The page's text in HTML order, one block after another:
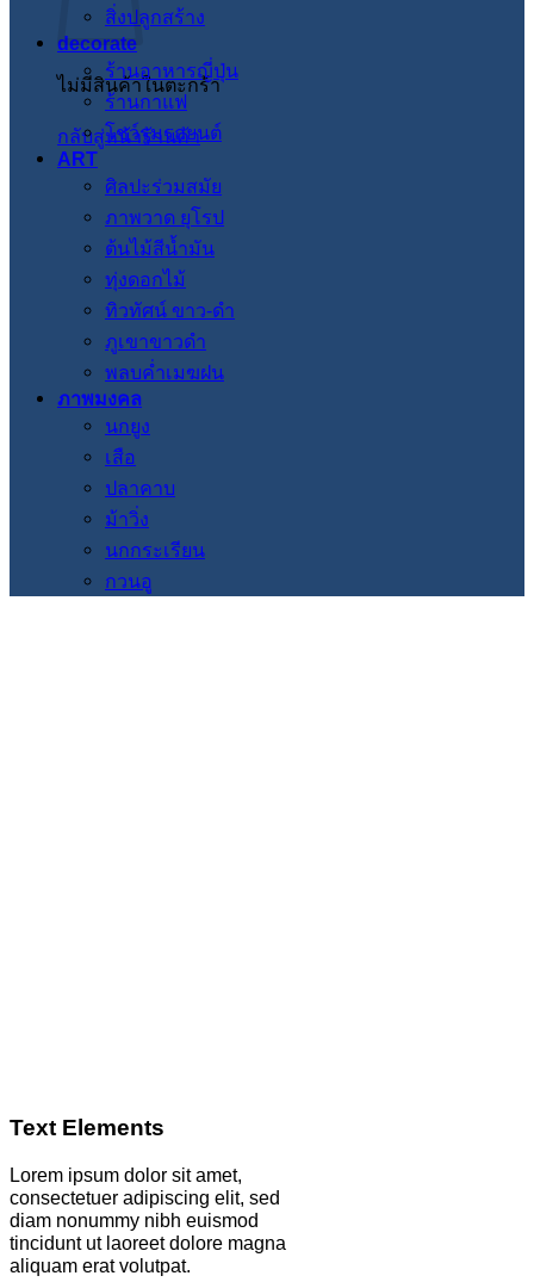
ไม่มีสินค้าในตะกร้า
กลับสู่หน้าร้านค้า
สิ่งปลูกสร้าง
decorate
ร้านอาหารญี่ปุ่น
ร้านกาแฟ
โชว์รูมรถยนต์
ART
ศิลปะร่วมสมัย
ภาพวาด ยุโรป
ต้นไม้สีน้ำมัน
ทุ่งดอกไม้
ทิวทัศน์ ขาว-ดำ
ภูเขาขาวดำ
พลบค่ำเมฆฝน
ภาพมงคล
นกยูง
เสือ
ปลาคาบ
ม้าวิ่ง
นกกระเรียน
กวนอู
Text Elements
Lorem ipsum dolor sit amet,
consectetuer adipiscing elit, sed
diam nonummy nibh euismod
tincidunt ut laoreet dolore magna
aliquam erat volutpat.